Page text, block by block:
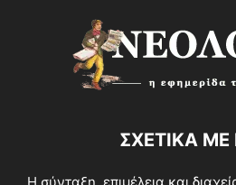
ΣΧΕΤΙΚΑ
Η σύνταξη, επιμέλεια και